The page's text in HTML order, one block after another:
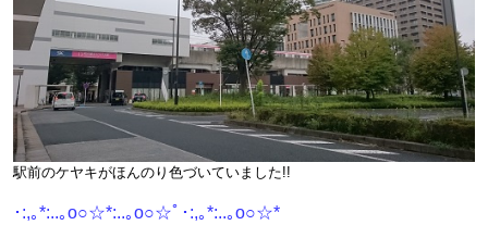
駅前のケヤキがほんのり色づいていました!!
･:,｡*:..｡o○☆*:..｡o○☆ﾟ･:,｡*:..｡o○☆*